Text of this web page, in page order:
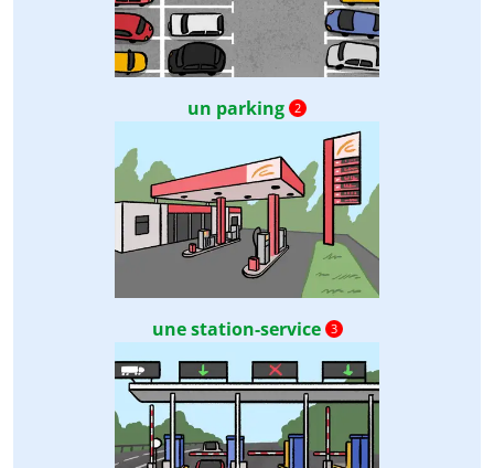
un parking 2
une station-service 3